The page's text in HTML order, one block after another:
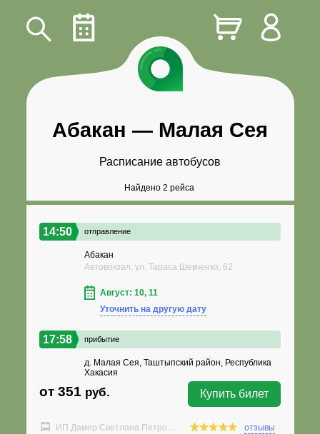
Абакан — Малая Сея
Расписание автобусов
Найдено 2 рейса
14:50 отправление
Абакан
Автовокзал, ул. Тараса Шевченко, 62
Август: 10, 11
Уточнить на другую дату
17:58 прибытие
д. Малая Сея, Таштыпский район, Республика
Хакасия
от 351 руб. Купить билет
ИП Дамер Светлана Петро... отзывы